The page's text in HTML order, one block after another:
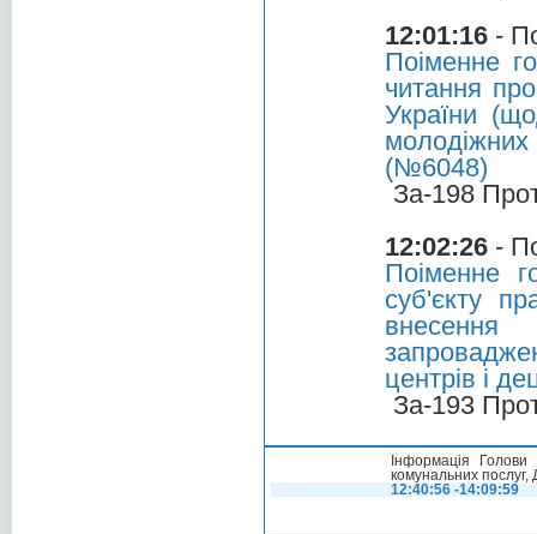
12:01:16 -
Поіменне
читання
України
(№6048)
За-198
12:02:26 -
Поіменне
суб'єкту
центрів і
За-193
Інформація
комунальних
12:40:56 -14:09:59